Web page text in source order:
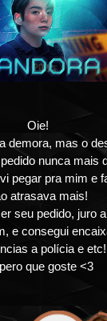
Oie!
demora, mas o
nunca mais
pegar pra mim e
atrasava mais!
seu pedido, juro
e consegui
a polícia e etc!
que goste <3